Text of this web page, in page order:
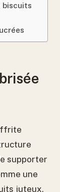
biscuits
supporter
une
juteux.